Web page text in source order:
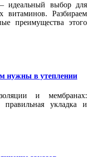
идеальный выбор для
витаминов. Разбираем
преимущества этого
нужны в утеплении
и мембранах:
правильная укладка и